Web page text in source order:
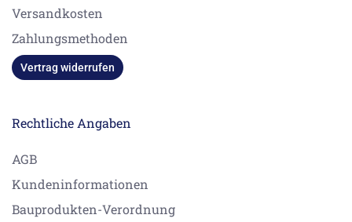
Versandkosten
Zahlungsmethoden
Vertrag widerrufen
Rechtliche Angaben
AGB
Kundeninformationen
Bauprodukten-Verordnung